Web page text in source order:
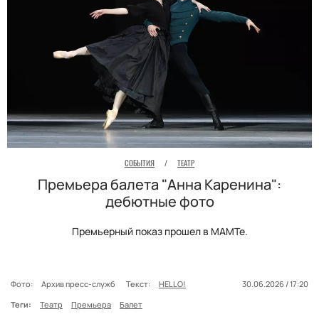
СОБЫТИЯ / ТЕАТР
Премьера балета "Анна Каренина":
дебютные фото
Премьерный показ прошел в МАМТе.
Фото: Архив пресс-служб Текст: HELLO!
30.06.2026 / 17:20
Теги:
Театр Премьера Балет